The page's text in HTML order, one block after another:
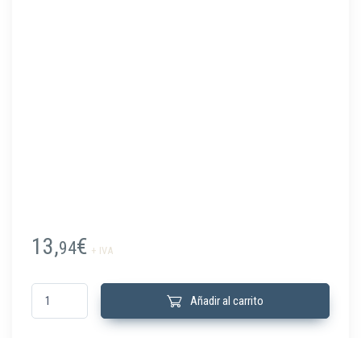
13,94€ + IVA
CENTERBUTTON-2G-B Panel táctil Central interruptor luz doble negro
Añadir al carrito